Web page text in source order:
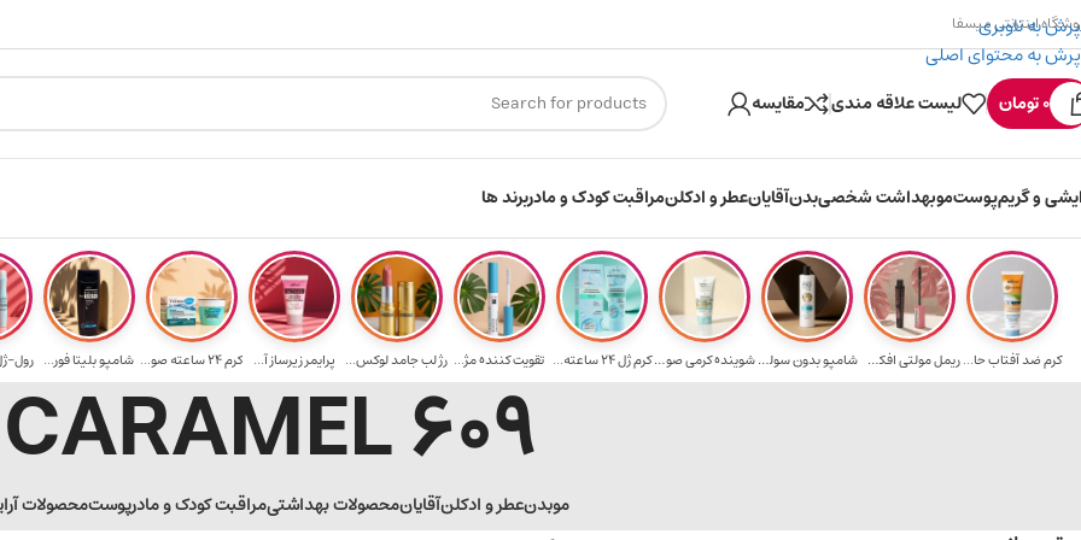
پرش به ناوبری
پرش به محتوای اصلی
ارسال رایگان برای خرید ۳.۵ میلیون به یالا ۳۰۰ میسکوین (۳۰ هزار تومن) هدیه خرید اول
اینترنتی میسفا
0تومان لیست علاقه مندی مقایسه
و گریمپوستموبهداشت شخصیبدنآقایانعطر و ادکلنمراقبت کودک و مادربرند ها
کرم ضد آفتاب حا... ریمل مولتی افکت... شامپو بدون سولف... شوینده کرمی صور...کرم ژل ۲۴ ساعته... تقویت‌ کننده مژ... رژ لب جامد لوکس... پرایمر زیرساز آ... کرم 24 ساعته صو... شامپو بلیتا فور... رول- 609 CARAMEL
موبدنعطر و ادکلنآقایانمحصولات بهداشتیمراقبت کودک و مادرپوستمحصولات